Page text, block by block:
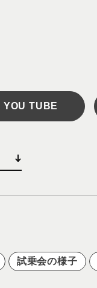
YOU TUBE
試乗会の様子